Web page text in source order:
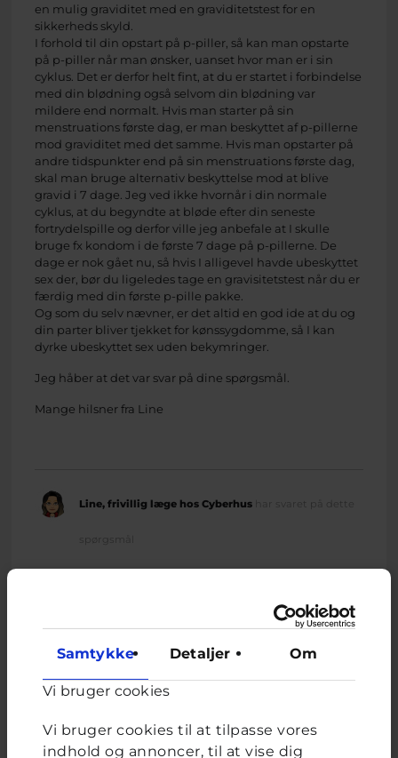
Samtykke Detaljer Om
Vi bruger cookies
Vi bruger cookies til at tilpasse vores
indhold og annoncer, til at vise dig
en mulig graviditet med en graviditetstest for en
sikkerheds skyld.
I forhold til din opstart på p-piller, så kan man opstarte
på p-piller når man ønsker, uanset hvor man er i sin
cyklus. Det er derfor helt fint, at du er startet i forbindelse
med din blødning også selvom din blødning var
mildere end normalt. Hvis man starter på sin
menstruations første dag, er man beskyttet af p-pillerne
mod graviditet med det samme. Hvis man opstarter på
andre tidspunkter end på sin menstruations første dag,
skal man bruge alternativ beskyttelse mod at blive
gravid i 7 dage. Jeg ved ikke hvornår i din normale
cyklus, at du begyndte at bløde efter din seneste
fortrydelspille og derfor ville jeg anbefale at I skulle
bruge fx kondom i de første 7 dage på p-pillerne. De
dage er nok gået nu, så hvis I alligevel havde ubeskyttet
sex der, bør du ligeledes tage en gravisitetstest når du er
færdig med din første p-pille pakke.
Og som du selv nævner, er det altid en god ide at du og
din parter bliver tjekket for kønssygdomme, så I kan
dyrke ubeskyttet sex uden bekymringer.
Jeg håber at det var svar på dine spørgsmål.
Mange hilsner fra Line
Line, frivillig læge hos Cyberhus har svaret på dette
spørgsmål
Relateret indhold
Om brevkassen